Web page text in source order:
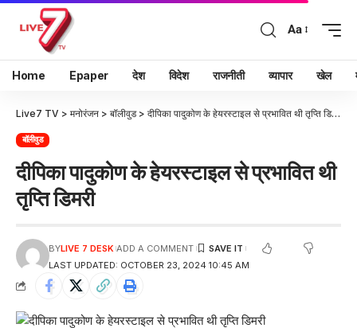
Aa
Home Epaper देश विदेश राजनीती व्यापार खेल
Live7 TV > मनोरंजन > बॉलीवुड> दीपिका पादुकोण के हेयरस्टाइल से प्रभावित थी तृप्ति डिमरी
बॉलीवुड
दीपिका पादुकोण के हेयरस्टाइल से प्रभावित थी
तृप्ति डिमरी
LAST UPDATED: OCTOBER 23, 2024 10:45 AM
BYLIVE 7 DESK ADD A COMMENT